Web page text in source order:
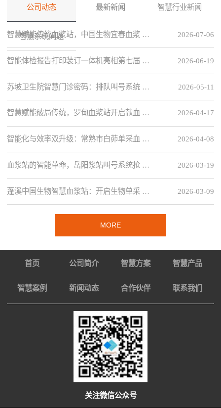
公司动态 最新新闻 智慧行业新闻
智慧系统问题 2026-07-06
智慧赋能传统血浆站，中国生物宜春血浆 …
2026-06-19
智能体检报告打印装订一体机亮相第七届 …
2026-05-11
苏坡卫生院智慧门诊密码：排队叫号系统 …
2026-04-17
智慧赋能破局传统，罗甸血浆站开启献血 …
2026-04-08
智能化与效率双升级：常熟市白茆单采血 …
2026-03-19
血浆站的智能革命，岳阳浆站叫号系统抢 …
2026-03-09
蓬溪中国生物智慧血浆站：开启生物单采 …
MORE
首页 公司简介 智慧方案 智慧产品
智慧案例 新闻动态 合作伙伴 联系我们
关注微信公众号